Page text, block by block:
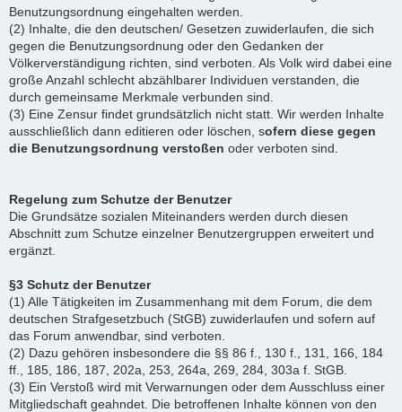
Benutzungsordnung eingehalten werden.
(2) Inhalte, die den deutschen/ Gesetzen zuwiderlaufen, die sich
gegen die Benutzungsordnung oder den Gedanken der
Völkerverständigung richten, sind verboten. Als Volk wird dabei eine
große Anzahl schlecht abzählbarer Individuen verstanden, die
durch gemeinsame Merkmale verbunden sind.
(3) Eine Zensur findet grundsätzlich nicht statt. Wir werden Inhalte
ausschließlich dann editieren oder löschen, sofern diese gegen
die Benutzungsordnung verstoßen oder verboten sind.
Regelung zum Schutze der Benutzer
Die Grundsätze sozialen Miteinanders werden durch diesen
Abschnitt zum Schutze einzelner Benutzergruppen erweitert und
ergänzt.
§3 Schutz der Benutzer
(1) Alle Tätigkeiten im Zusammenhang mit dem Forum, die dem
deutschen Strafgesetzbuch (StGB) zuwiderlaufen und sofern auf
das Forum anwendbar, sind verboten.
(2) Dazu gehören insbesondere die §§ 86 f., 130 f., 131, 166, 184
ff., 185, 186, 187, 202a, 253, 264a, 269, 284, 303a f. StGB.
(3) Ein Verstoß wird mit Verwarnungen oder dem Ausschluss einer
Mitgliedschaft geahndet. Die betroffenen Inhalte können von den